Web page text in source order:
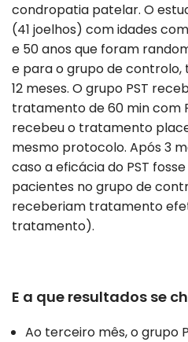
condropatia patelar. O
(41 joelhos) com idades
e 50 anos que foram
e para o grupo de controlo,
12 meses. O grupo PST
tratamento de 60 min com
recebeu o tratamento
mesmo protocolo. Após 3
caso a eficácia do PST
pacientes no grupo de
receberiam tratamento
tratamento).
E a que resultados se
Ao terceiro mês, o grupo